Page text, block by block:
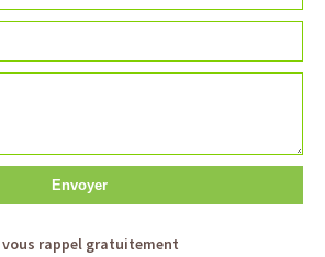
vous rappel gratuitement